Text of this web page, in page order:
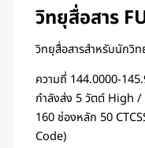
วิทยุสื่อสาร
วิทยุสื่อสารสำหรับนักวิท
ความถี่ 144.0000-
กำลังส่ง 5 วัตต์ High
160 ช่องหลัก 50
Code)